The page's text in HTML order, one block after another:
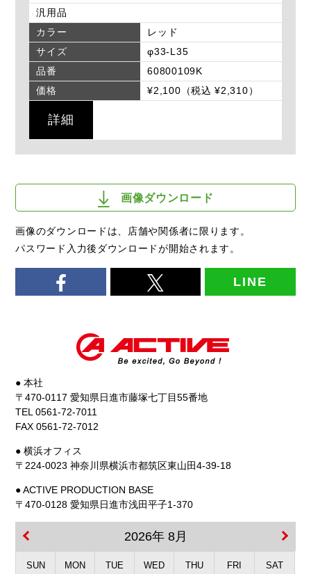
汎用品
カラー
レッド
サイズ
φ33-L35
品番
60800109K
価格
¥2,100（税込 ¥2,310）
詳細
画像ダウンロード
画像のダウンロードは、店舗や関係者に限ります。
パスワード入力後ダウンロードが開始されます。
LINE
● 本社
〒470-0117 愛知県日進市藤塚七丁目55番地
TEL 0561-72-7011
FAX 0561-72-7012
● 横浜オフィス
〒224-0023 神奈川県横浜市都筑区東山田4-39-18
● ACTIVE PRODUCTION BASE
〒470-0128 愛知県日進市浅田平子1-370
2026年 8月
SUN MON TUE WED THU FRI SAT